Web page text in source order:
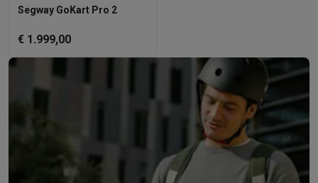
Segway GoKart Pro 2
€ 1.999,00